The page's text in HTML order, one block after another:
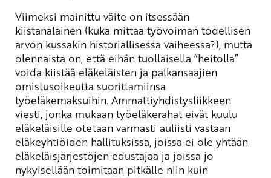
Viimeksi mainittu väite on itsessään
kiistanalainen (kuka mittaa työvoiman todellisen
arvon kussakin historiallisessa vaiheessa?), mutta
olennaista on, että eihän tuollaisella ”heitolla”
voida kiistää eläkeläisten ja palkansaajien
omistusoikeutta suorittamiinsa
työeläkemaksuihin. Ammattiyhdistysliikkeen
viesti, jonka mukaan työeläkerahat eivät kuulu
eläkeläisille otetaan varmasti auliisti vastaan
eläkeyhtiöiden hallituksissa, joissa ei ole yhtään
eläkeläisjärjestöjen edustajaa ja joissa jo
nykyisellään toimitaan pitkälle niin kuin